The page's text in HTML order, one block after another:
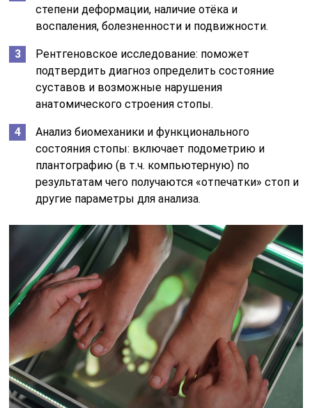
степени деформации, наличие отёка и
воспаления, болезненности и подвижности.
Рентгеновское исследование: поможет
подтвердить диагноз определить состояние
суставов и возможные нарушения
анатомического строения стопы.
Анализ биомеханики и функционального
состояния стопы: включает подометрию и
плантографию (в т.ч. компьютерную) по
результатам чего получаются «отпечатки» стоп и
другие параметры для анализа.